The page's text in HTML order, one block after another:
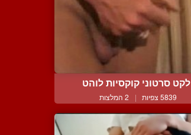
לקט סרטוני קוקסיות לוהט
5839 צפיות | 2 המלצות